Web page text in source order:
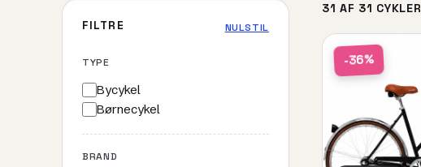
FILTRE NULSTIL
TYPE
Bycykel
Børnecykel
BRAND
31 AF 31 CYKLER
-36%